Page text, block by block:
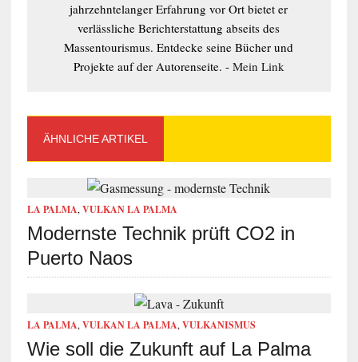
jahrzehntelanger Erfahrung vor Ort bietet er
verlässliche Berichterstattung abseits des
Massentourismus. Entdecke seine Bücher und
Projekte auf der Autorenseite. - Mein Link
ÄHNLICHE ARTIKEL
LA PALMA, VULKAN LA PALMA
Modernste Technik prüft CO2 in
Puerto Naos
LA PALMA, VULKAN LA PALMA, VULKANISMUS
Wie soll die Zukunft auf La Palma